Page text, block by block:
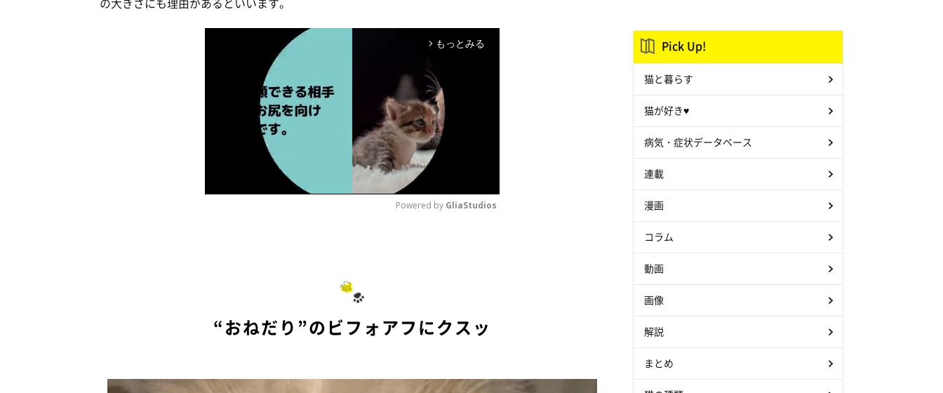
arrow_forward_ios もっとみる
Powered by GliaStudios
“おねだり”のビフォアフにクスッ
Pick Up!
猫と暮らす
猫が好き♥
病気・症状データベース
連載
漫画
コラム
動画
画像
解説
まとめ